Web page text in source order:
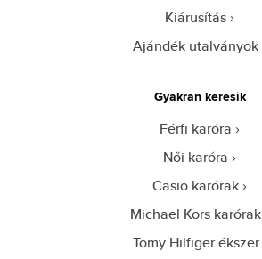
Kiárusítás
Ajándék utalványok
Gyakran keresik
Férfi karóra
Női karóra
Casio karórak
Michael Kors karórak
Tomy Hilfiger ékszer